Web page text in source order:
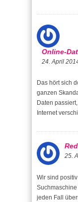
Online-
24. April
Das hört sich
ganzen
Daten
Internet
25.
Wir sind
jeden Fall